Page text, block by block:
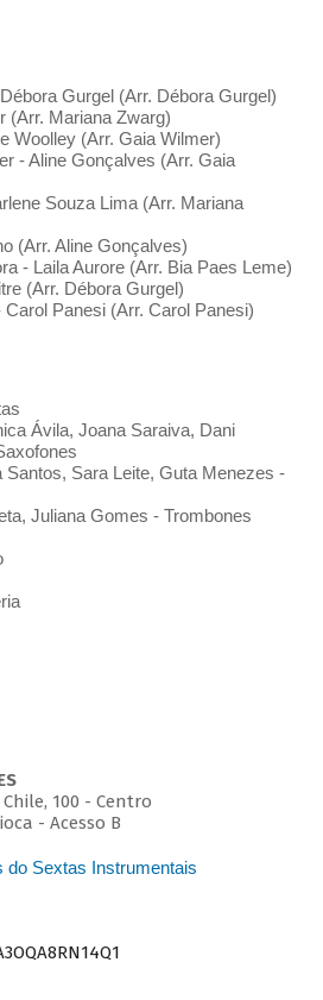
Gurgel (Arr. Débora Gurgel)
(Arr. Mariana Zwarg)
Woolley (Arr. Gaia Wilmer)
- Aline Gonçalves (Arr. Gaia
Souza Lima (Arr. Mariana
(Arr. Aline Gonçalves)
- Laila Aurore (Arr. Bia Paes Leme)
(Arr. Débora Gurgel)
Panesi (Arr. Carol Panesi)
Ávila, Joana Saraiva, Dani
Santos, Sara Leite, Guta Menezes -
Juliana Gomes - Trombones
100 - Centro
- Acesso B
do Sextas Instrumentais